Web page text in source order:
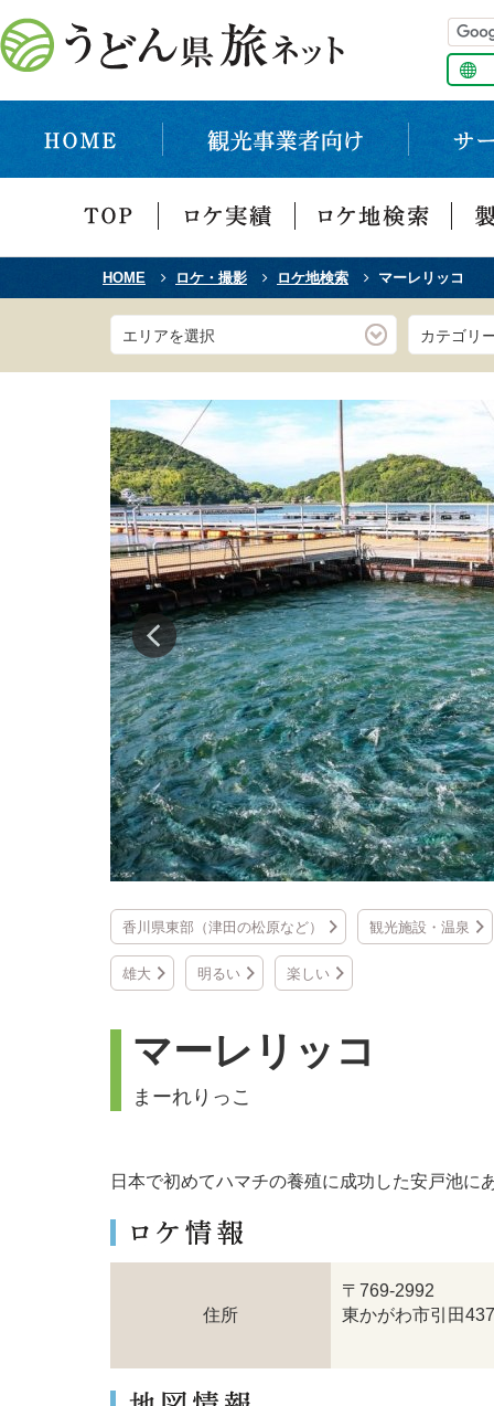
HOME ロケ・撮影 ロケ地検索 マーレリッコ
エリアを選択 カテゴリ
香川県東部（津田の松原など） 観光施設・温泉
雄大 明るい 楽しい
マーレリッコ
まーれりっこ
日本で初めてハマチの養殖に成功した安戸池
住所
〒769-2992
東かがわ市引田